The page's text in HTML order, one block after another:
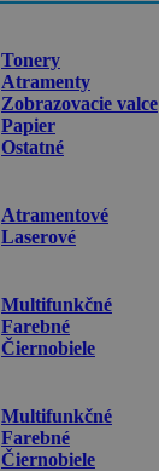
Tonery
Atramenty
Zobrazovacie valce
Papier
Ostatné
Atramentové
Laserové
Multifunkčné
Farebné
Čiernobiele
Multifunkčné
Farebné
Čiernobiele